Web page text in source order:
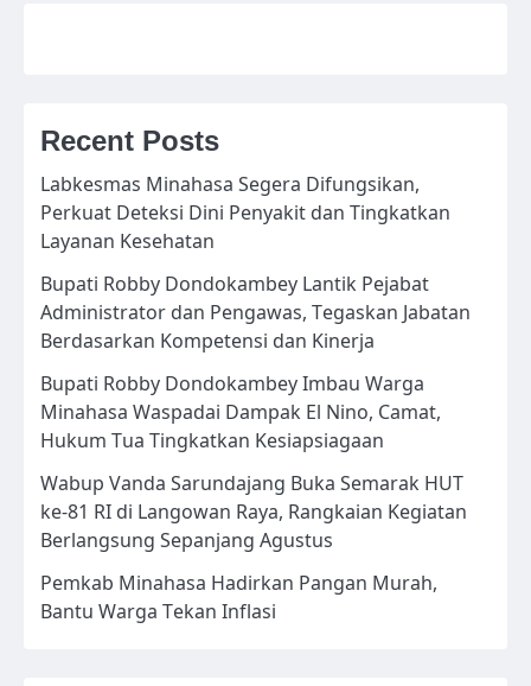
Recent Posts
Labkesmas Minahasa Segera Difungsikan,
Perkuat Deteksi Dini Penyakit dan Tingkatkan
Layanan Kesehatan
Bupati Robby Dondokambey Lantik Pejabat
Administrator dan Pengawas, Tegaskan Jabatan
Berdasarkan Kompetensi dan Kinerja
Bupati Robby Dondokambey Imbau Warga
Minahasa Waspadai Dampak El Nino, Camat,
Hukum Tua Tingkatkan Kesiapsiagaan
Wabup Vanda Sarundajang Buka Semarak HUT
ke-81 RI di Langowan Raya, Rangkaian Kegiatan
Berlangsung Sepanjang Agustus
Pemkab Minahasa Hadirkan Pangan Murah,
Bantu Warga Tekan Inflasi